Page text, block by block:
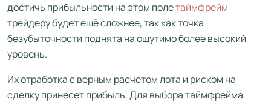
достичь прибыльности на этом полетаймфрейм
трейдеру будет ещё сложнее, так как точка
безубыточности поднята на ощутимо более высокий
уровень.
Их отработка с верным расчетом лота и риском на
сделку принесет прибыль. Для выбора таймфрейма